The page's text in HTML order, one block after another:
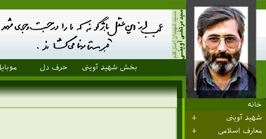
بخش شهید آوینی حرف دل
خانه
شهید آوینی
معارف اسلامی